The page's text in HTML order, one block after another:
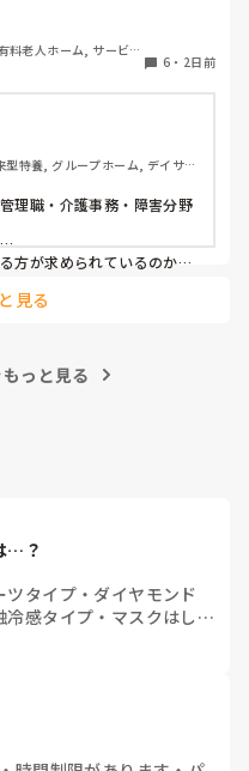
した時に、その人が介護
はあまり興味もてず、聞
ま街でその人と会って、
際に現場を見て素敵だと
料老人ホーム, サービス
6 ・ 2日前
特養, グループホーム, デイサー
理職・介護事務・障害分野
…
方が求められているのか、
普通に私の実際をお応えさ
。本当は、なぜだからと言
分かるところでしたの
見る
っと見る
…？
ツタイプ・ ダイヤモンド
冷感タイプ ・ マスクはしま